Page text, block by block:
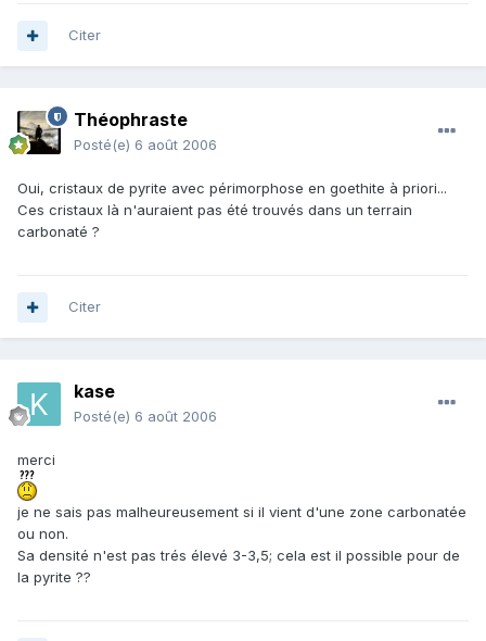
Citer
Théophraste
Posté(e) 6 août 2006
Oui, cristaux de pyrite avec périmorphose en goethite à priori...
Ces cristaux là n'auraient pas été trouvés dans un terrain
carbonaté ?
Citer
kase
Posté(e) 6 août 2006
merci
je ne sais pas malheureusement si il vient d'une zone carbonatée
ou non.
Sa densité n'est pas trés élevé 3-3,5; cela est il possible pour de
la pyrite ??